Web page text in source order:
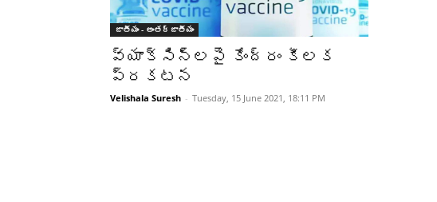
జాతీయం - అంతర్జాతీయం
వ్యాక్సిన్లపై కేంద్రం కీలక
ప్రకటన
Velishala Suresh - Tuesday, 15 June 2021, 18:11 PM